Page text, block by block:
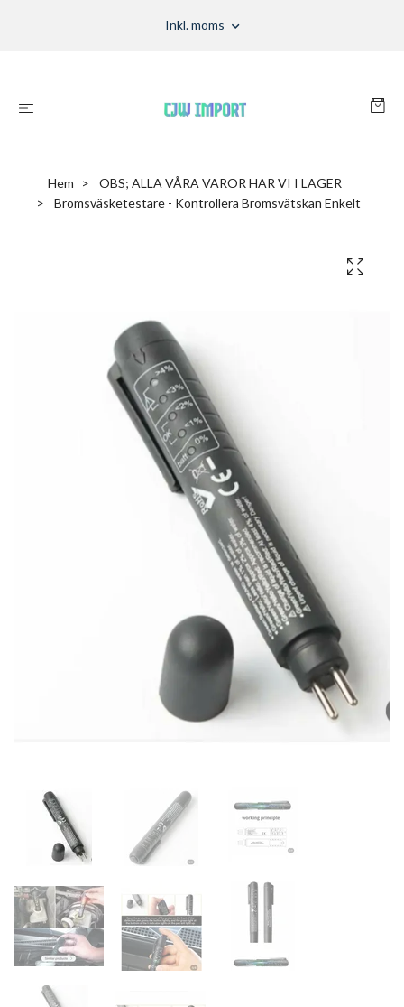
Inkl. moms
Hem
OBS; ALLA VÅRA VAROR HAR VI I LAGER
Bromsväsketestare - Kontrollera Bromsvätskan Enkelt